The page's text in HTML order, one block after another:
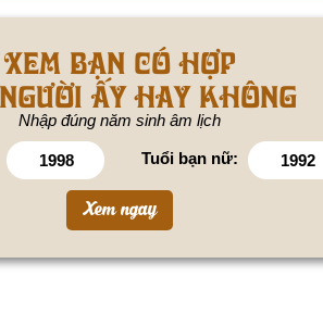
XEM BẠN CÓ HỢP
ẤY HAY KHÔNG
Nhập đúng năm sinh âm lịch
Tuổi bạn nữ: